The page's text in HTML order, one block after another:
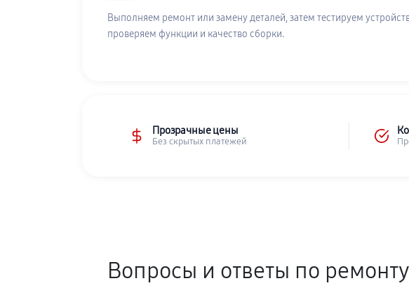
Выполняем ремонт или замену деталей, затем тестируем
проверяем функции и качество сборки.
Прозрачные цены
Без скрытых платежей
Вопросы и ответы по